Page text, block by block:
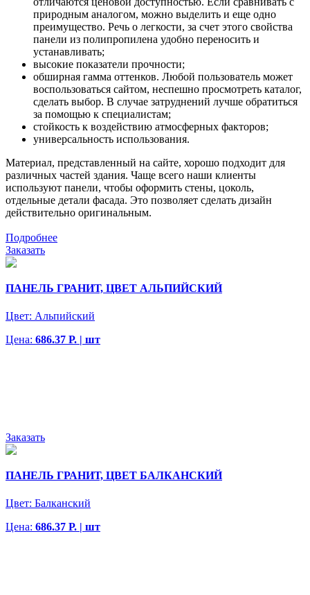
природным аналогом, можно выделить и еще одно
преимущество. Речь о легкости, за счет этого свойства
панели из полипропилена удобно переносить и
устанавливать;
высокие показатели прочности;
обширная гамма оттенков. Любой пользователь может
воспользоваться сайтом, неспешно просмотреть каталог,
сделать выбор. В случае затруднений лучше обратиться
за помощью к специалистам;
стойкость к воздействию атмосферных факторов;
универсальность использования.
Материал, представленный на сайте, хорошо подходит для
различных частей здания. Чаще всего наши клиенты
используют панели, чтобы оформить стены, цоколь,
отдельные детали фасада. Это позволяет сделать дизайн
действительно оригинальным.
Подробнее
Заказать
ПАНЕЛЬ ГРАНИТ, ЦВЕТ АЛЬПИЙСКИЙ
Цвет: Альпийский
Цена: 686.37 Р. | шт
Заказать
ПАНЕЛЬ ГРАНИТ, ЦВЕТ БАЛКАНСКИЙ
Цвет: Балканский
Цена: 686.37 Р. | шт